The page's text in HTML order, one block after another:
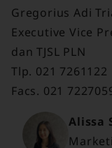
Gregorius Adi
Executive Vice
dan TJSL PLN
Tlp. 021 7261122
Facs. 021
Alissa